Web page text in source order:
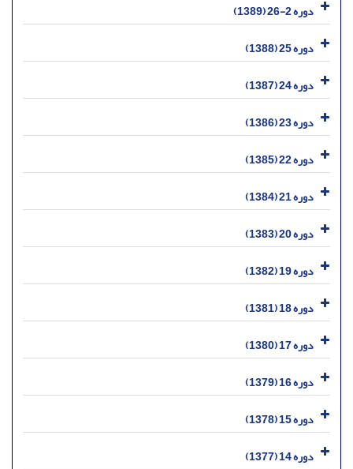
دوره 2-26 (1389)
دوره 25 (1388)
دوره 24 (1387)
دوره 23 (1386)
دوره 22 (1385)
دوره 21 (1384)
دوره 20 (1383)
دوره 19 (1382)
دوره 18 (1381)
دوره 17 (1380)
دوره 16 (1379)
دوره 15 (1378)
دوره 14 (1377)